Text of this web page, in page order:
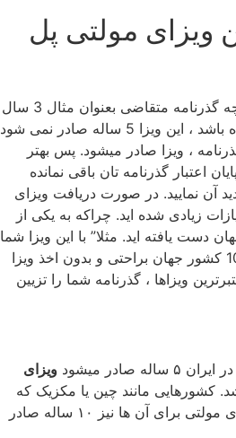
ویزای مولتی پل
لازم به توضیح است که چنانچه گذرنامه متقاضی بعنوان مثال 3 سال
تا تاریخ انقضای آن باقی مانده باشد ، این ویزا 5 ساله صادر نمی شود
، ویزا صادر میشود. پس بهتر
اعتبار گذرنامه تان باقی نمانده
آن نمایید. در صورت دریافت ویزای
زیادی شده اید. چراکه به یکی از
دست یافته اید. مثلا” با این ویزا شما
میتوانید حداقل به بیش از 100 کشور جهان براحتی و بدون اخذ ویزا
ویزاها ، گذرنامه شما را تزیین
صادر میشود
ویزای
میباشد. کشورهایی مانند چین یا مکزیک که
پاسپورت ۱۰ ساله دارند ویزای مولتی برای آن ها نیز ۱۰ ساله صادر